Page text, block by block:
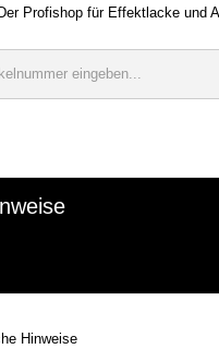
Hinweise